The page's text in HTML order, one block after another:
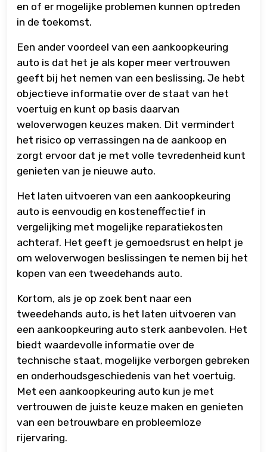
en of er mogelijke problemen kunnen optreden
in de toekomst.
Een ander voordeel van een aankoopkeuring
auto is dat het je als koper meer vertrouwen
geeft bij het nemen van een beslissing. Je hebt
objectieve informatie over de staat van het
voertuig en kunt op basis daarvan
weloverwogen keuzes maken. Dit vermindert
het risico op verrassingen na de aankoop en
zorgt ervoor dat je met volle tevredenheid kunt
genieten van je nieuwe auto.
Het laten uitvoeren van een aankoopkeuring
auto is eenvoudig en kosteneffectief in
vergelijking met mogelijke reparatiekosten
achteraf. Het geeft je gemoedsrust en helpt je
om weloverwogen beslissingen te nemen bij het
kopen van een tweedehands auto.
Kortom, als je op zoek bent naar een
tweedehands auto, is het laten uitvoeren van
een aankoopkeuring auto sterk aanbevolen. Het
biedt waardevolle informatie over de
technische staat, mogelijke verborgen gebreken
en onderhoudsgeschiedenis van het voertuig.
Met een aankoopkeuring auto kun je met
vertrouwen de juiste keuze maken en genieten
van een betrouwbare en probleemloze
rijervaring.